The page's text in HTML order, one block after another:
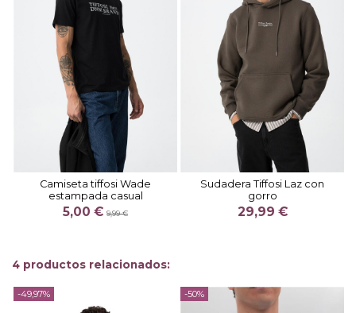
Camiseta tiffosi Wade
estampada casual
5,00 € 9,99 €
Sudadera Tiffosi Laz con
gorro
29,99 €
4 productos relacionados:
-49,97% -50%